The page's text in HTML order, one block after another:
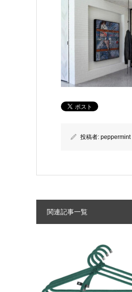
投稿者: peppermint
関連記事一覧